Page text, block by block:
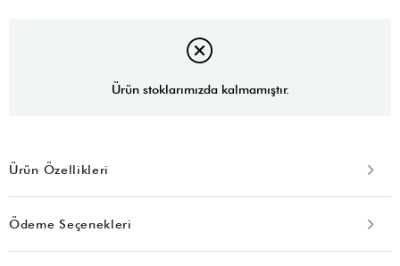
Ürün stoklarımızda kalmamıştır.
Ürün Özellikleri
Ödeme Seçenekleri